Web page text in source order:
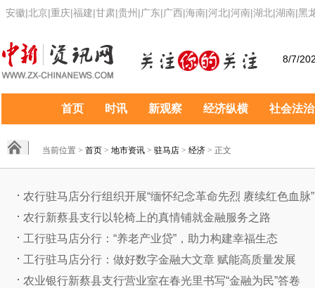
安徽|北京|重庆|福建|甘肃|贵州 |广东|广西|海南|河北|河南|湖北|湖南|黑
8/7/
首页 时讯 新观察 经济纵横 社会法治
当前位置 > 首页 > 地市资讯 > 驻马店 > 经济 > 正文
农行驻马店分行组织开展“缅怀纪念革命先烈 赓续红色血脉
农行新蔡县支行以轮椅上的真情铺就金融服务之路
工行驻马店分行：“养老产业贷”，助力构建幸福生态
工行驻马店分行：做好数字金融大文章 赋能高质量发展
农业银行新蔡县支行营业室在春光里书写“金融为民”答卷